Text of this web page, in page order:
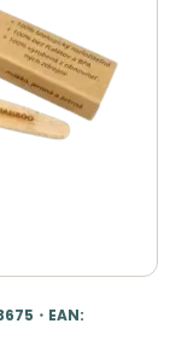
・EAN: